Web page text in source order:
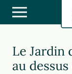
Le Jardin
au